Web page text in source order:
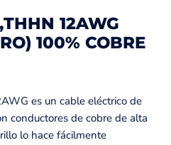
12AWG
100% COBRE
es un cable eléctrico de
conductores de cobre de alta
lo hace fácilmente